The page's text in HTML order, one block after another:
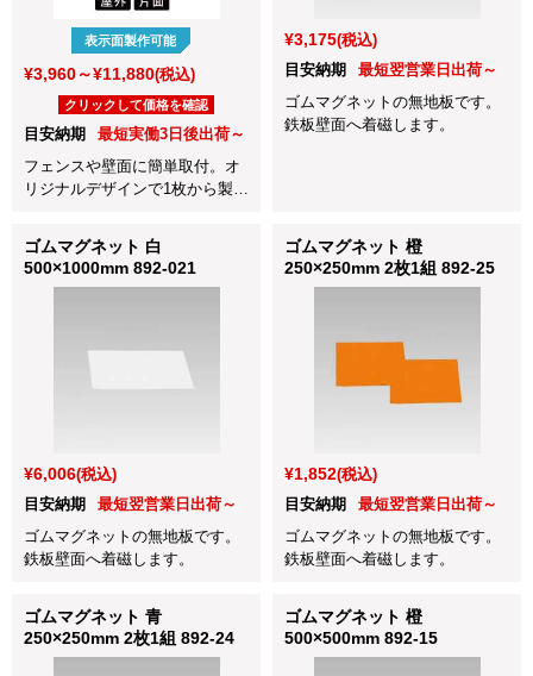
表示面製作可能
¥3,960～¥11,880(税込)
クリックして価格を確認
目安納期
最短実働3日後出荷～
フェンスや壁面に簡単取付。オ
リジナルデザインで1枚から製作
¥3,175(税込)
目安納期
最短翌営業日出荷～
ゴムマグネットの無地板です。
鉄板壁面へ着磁します。
ゴムマグネット 白
500×1000mm 892-021
¥6,006(税込)
目安納期
最短翌営業日出荷～
ゴムマグネットの無地板です。
鉄板壁面へ着磁します。
ゴムマグネット 橙
250×250mm 2枚1組 892-25
¥1,852(税込)
目安納期
最短翌営業日出荷～
ゴムマグネットの無地板です。
鉄板壁面へ着磁します。
ゴムマグネット 青
250×250mm 2枚1組 892-24
ゴムマグネット 橙
500×500mm 892-15